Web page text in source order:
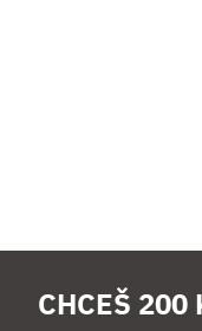
CHCEŠ 200